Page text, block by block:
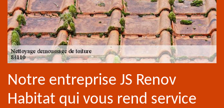
Notre entreprise JS Renov
Habitat qui vous rend service